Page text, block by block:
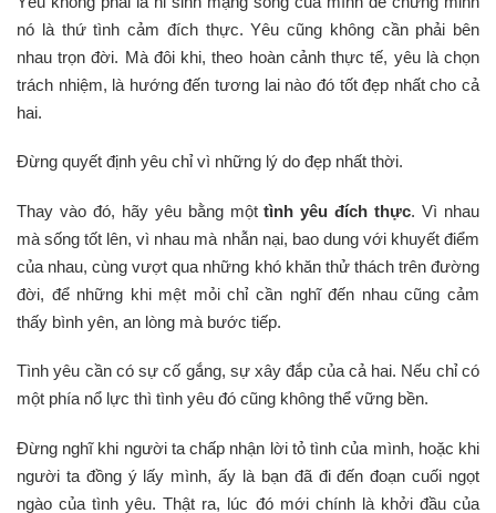
nó là thứ tình cảm đích thực. Yêu cũng không cần phải bên
nhau trọn đời. Mà đôi khi, theo hoàn cảnh thực tế, yêu là chọn
trách nhiệm, là hướng đến tương lai nào đó tốt đẹp nhất cho cả
hai.
Đừng quyết định yêu chỉ vì những lý do đẹp nhất thời.
Thay vào đó, hãy yêu bằng mộttình yêu đích thực. Vì nhau
mà sống tốt lên, vì nhau mà nhẫn nại, bao dung với khuyết điểm
của nhau, cùng vượt qua những khó khăn thử thách trên đường
đời, để những khi mệt mỏi chỉ cần nghĩ đến nhau cũng cảm
thấy bình yên, an lòng mà bước tiếp.
Tình yêu cần có sự cố gắng, sự xây đắp của cả hai. Nếu chỉ có
một phía nổ lực thì tình yêu đó cũng không thể vững bền.
Đừng nghĩ khi người ta chấp nhận lời tỏ tình của mình, hoặc khi
người ta đồng ý lấy mình, ấy là bạn đã đi đến đoạn cuối ngọt
ngào của tình yêu. Thật ra, lúc đó mới chính là khởi đầu của